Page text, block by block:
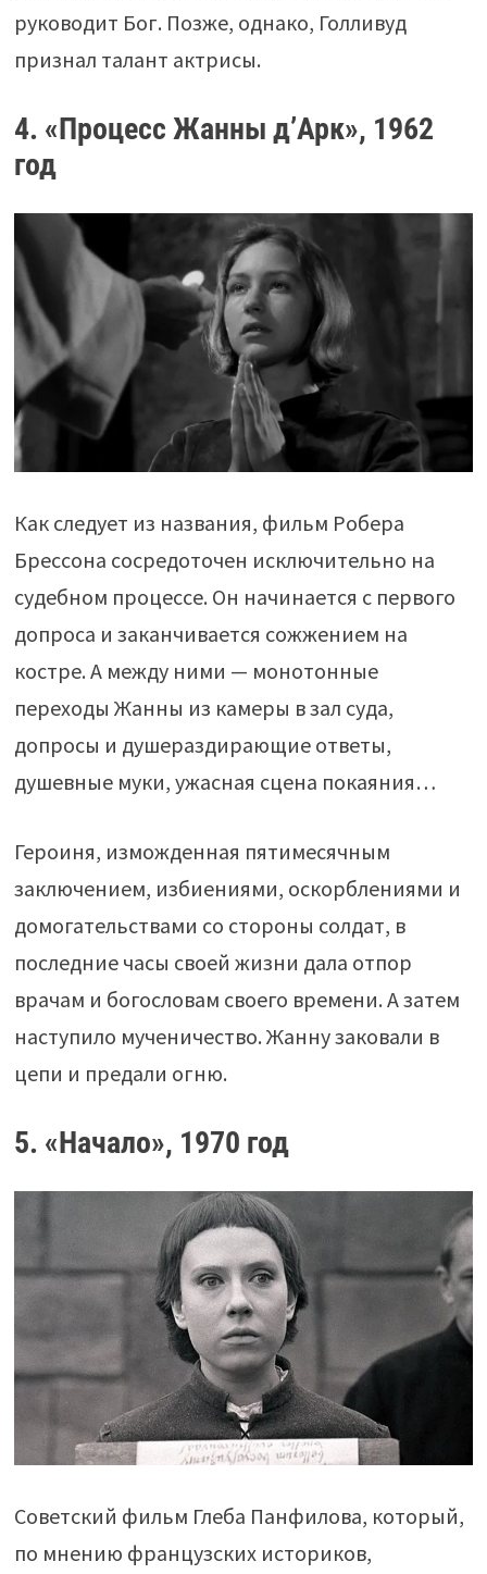
руководит Бог. Позже, однако, Голливуд
признал талант актрисы.
4. «Процесс Жанны д’Арк», 1962
год
Как следует из названия, фильм Робера
Брессона сосредоточен исключительно на
судебном процессе. Он начинается с первого
допроса и заканчивается сожжением на
костре. А между ними — монотонные
переходы Жанны из камеры в зал суда,
допросы и душераздирающие ответы,
душевные муки, ужасная сцена покаяния…
Героиня, изможденная пятимесячным
заключением, избиениями, оскорблениями и
домогательствами со стороны солдат, в
последние часы своей жизни дала отпор
врачам и богословам своего времени. А затем
наступило мученичество. Жанну заковали в
цепи и предали огню.
5. «Начало», 1970 год
Советский фильм Глеба Панфилова, который,
по мнению французских историков,